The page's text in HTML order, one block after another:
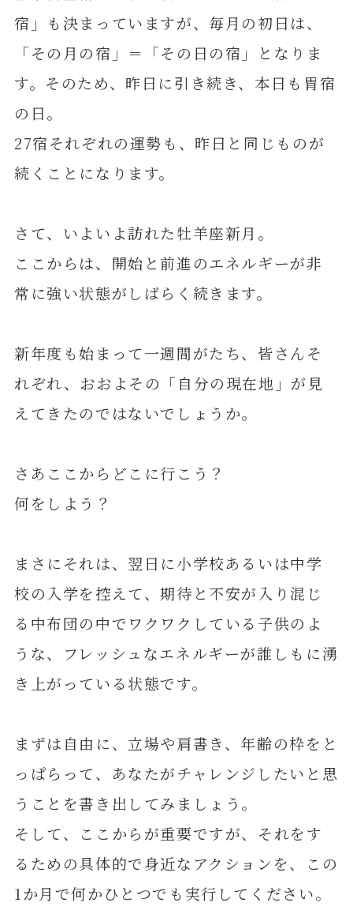
宿」も決まっていますが、毎月の初日は、
「その月の宿」＝「その日の宿」となりま
す。そのため、昨日に引き続き、本日も胃宿
の日。
27宿それぞれの運勢も、昨日と同じものが
続くことになります。
さて、いよいよ訪れた牡羊座新月。
ここからは、開始と前進のエネルギーが非
常に強い状態がしばらく続きます。
新年度も始まって一週間がたち、皆さんそ
れぞれ、おおよその「自分の現在地」が見
えてきたのではないでしょうか。
さあここからどこに行こう？
何をしよう？
まさにそれは、翌日に小学校あるいは中学
校の入学を控えて、期待と不安が入り混じ
る中布団の中でワクワクしている子供のよ
うな、フレッシュなエネルギーが誰しもに湧
き上がっている状態です。
まずは自由に、立場や肩書き、年齢の枠をと
っぱらって、あなたがチャレンジしたいと思
うことを書き出してみましょう。
そして、ここからが重要ですが、それをす
るための具体的で身近なアクションを、この
1か月で何かひとつでも実行してください。